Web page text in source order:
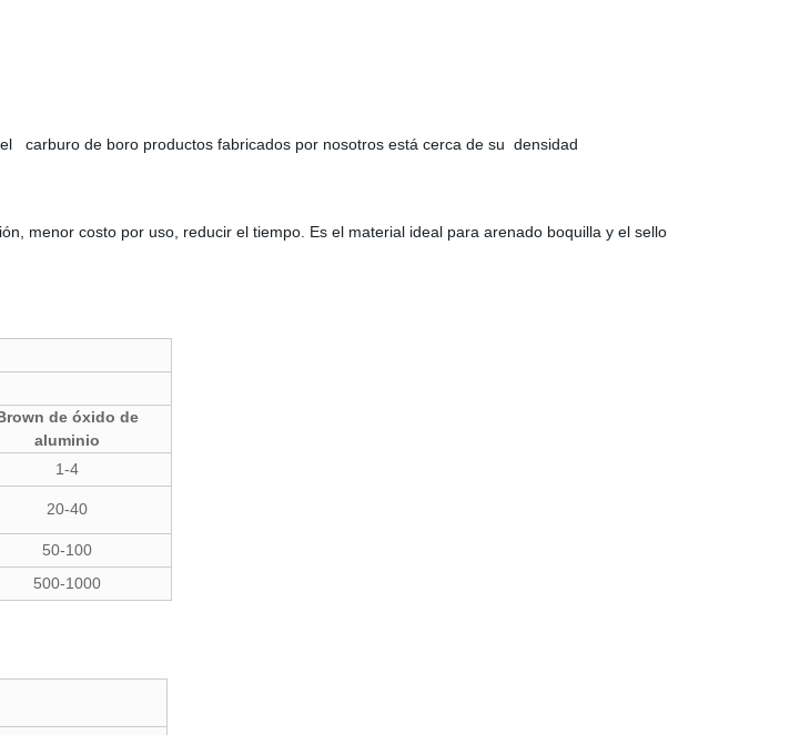
carburo de boro productos fabricados por nosotros está cerca de su densidad
menor costo por uso, reducir el tiempo. Es el material ideal para arenado boquilla y el sello
de óxido de
aluminio
1-4
20-40
50-100
500-1000